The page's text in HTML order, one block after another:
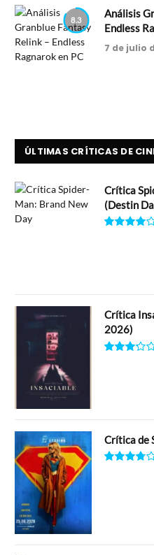
8.3
Análisis
Endless
7 de julio
ÚLTIMAS CRÍTICAS DE
Crítica
(Destin
Crítica
2026)
Crítica de